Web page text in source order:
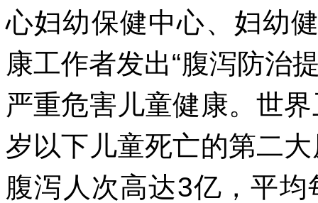
心妇幼保健中心、妇幼
康工作者发出“腹泻防治
严重危害儿童健康。世
岁以下儿童死亡的第二
腹泻人次高达3亿，平